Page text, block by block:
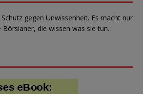
gegen Unwissenheit. Es macht nur
die wissen was sie tun.